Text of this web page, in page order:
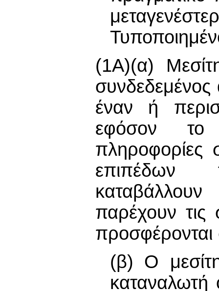
(1Α)(α)
έναν ή
εφόσον το
πληροφορίες
επιπέδων
παρέχουν τις
(β) Ο
καταναλωτή